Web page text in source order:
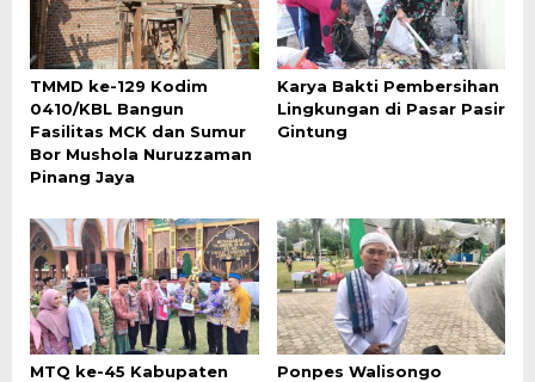
TMMD ke-129 Kodim
0410/KBL Bangun
Fasilitas MCK dan Sumur
Bor Mushola Nuruzzaman
Pinang Jaya
Karya Bakti Pembersihan
Lingkungan di Pasar Pasir
Gintung
MTQ ke-45 Kabupaten
Ponpes Walisongo